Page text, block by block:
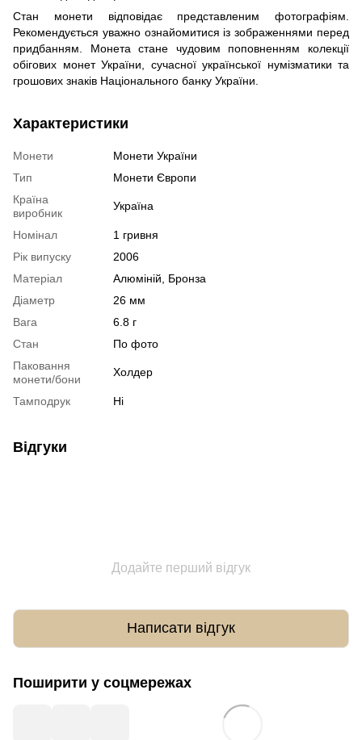
Стан монети відповідає представленим фотографіям.
Рекомендується уважно ознайомитися із зображеннями перед
придбанням. Монета стане чудовим поповненням колекції
обігових монет України, сучасної української нумізматики та
грошових знаків Національного банку України.
Характеристики
Монети
Монети України
Тип
Монети Європи
Країна
виробник
Україна
Номінал
1 гривня
Рік випуску
2006
Матеріал
Алюміній, Бронза
Діаметр
26 мм
Вага
6.8 г
Стан
По фото
Паковання
монети/бони
Холдер
Тамподрук Ні
Відгуки
Додайте перший відгук
Написати відгук
Поширити у соцмережах